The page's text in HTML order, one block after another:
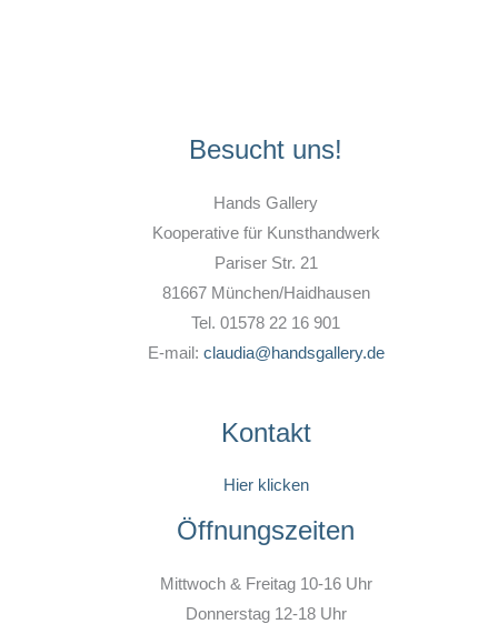
Besucht uns!
Hands Gallery
Kooperative für Kunsthandwerk
Pariser Str. 21
81667 München/Haidhausen
Tel. 01578 22 16 901
E-mail: claudia@handsgallery.de
Kontakt
Hier klicken
Öffnungszeiten
Mittwoch & Freitag 10-16 Uhr
Donnerstag 12-18 Uhr